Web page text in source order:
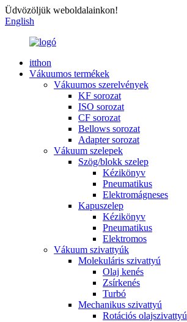
Üdvözöljük weboldalainkon!
English
itthon
Vákuumos termékek
Vákuumos szerelvények
KF sorozat
ISO sorozat
CF sorozat
Bellows sorozat
Adapter sorozat
Vákuum szelepek
Szög/blokk szelep
Kézikönyv
Pneumatikus
Elektromágneses
Kapuszelep
Kézikönyv
Pneumatikus
Elektromos
Vákuum szivattyúk
Molekuláris szivattyú
Olaj kenés
Zsírkenés
Turbó
Mechanikus szivattyú
Rotációs olajszivattyú